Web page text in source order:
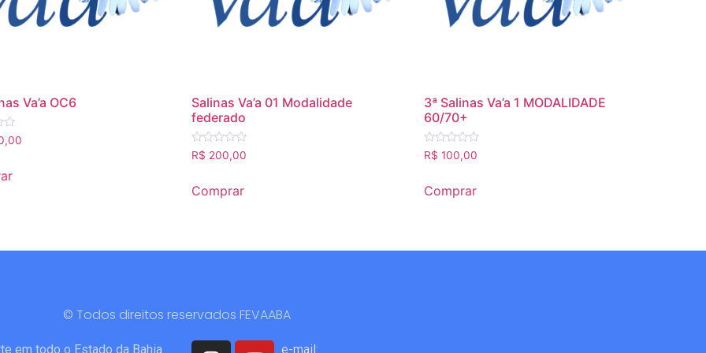
Va’a OC6
Salinas Va’a 01 Modalidade
federado
Avaliação
0
R$ 200,00
Comprar
3ª Salinas Va’a 1 MODALIDADE
60/70+
Avaliação
0
R$ 100,00
Comprar
© Todos direitos reservados FEVAABA
em todo o Estado da Bahia e-mail: